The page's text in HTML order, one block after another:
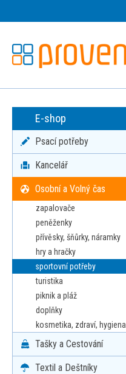
E-shop
Psací potřeby
Kancelář
Osobní a Volný čas
zapalovače
peněženky
přívěsky, šňůrky, náramky
hry a hračky
sportovní potřeby
turistika
piknik a pláž
doplňky
kosmetika, zdraví, hygiena
Tašky a Cestování
Textil a Deštníky